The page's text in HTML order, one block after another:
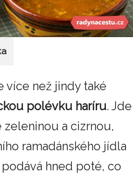
více než jindy také
polévku haríru. Jde
a cizrnou,
ramadánského jídla
hned poté, co